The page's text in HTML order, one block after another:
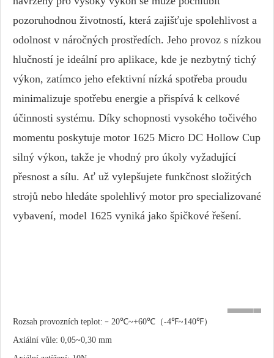
pozoruhodnou životností, která zajišťuje spolehlivost a
odolnost v náročných prostředích. Jeho provoz s nízkou
hlučností je ideální pro aplikace, kde je nezbytný tichý
výkon, zatímco jeho efektivní nízká spotřeba proudu
minimalizuje spotřebu energie a přispívá k celkové
účinnosti systému. Díky schopnosti vysokého točivého
momentu poskytuje motor 1625 Micro DC Hollow Cup
silný výkon, takže je vhodný pro úkoly vyžadující
přesnost a sílu. Ať už vylepšujete funkčnost složitých
strojů nebo hledáte spolehlivý motor pro specializované
vybavení, model 1625 vyniká jako špičkové řešení.
Rozsah provozních teplot:﹣20℃~+60℃（-4℉~140℉）
Axiální vůle: 0,05~0,30 mm